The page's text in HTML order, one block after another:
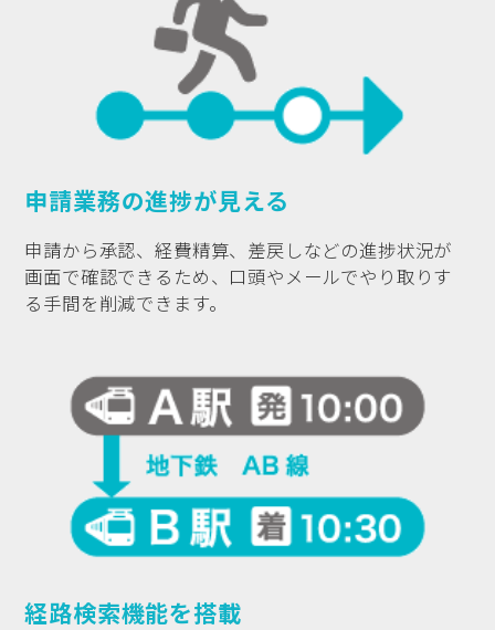
申請業務の進捗が見える
申請から承認、経費精算、差戻しなどの進捗状況が
画面で確認できるため、口頭やメールでやり取りす
る手間を削減できます。
経路検索機能を搭載